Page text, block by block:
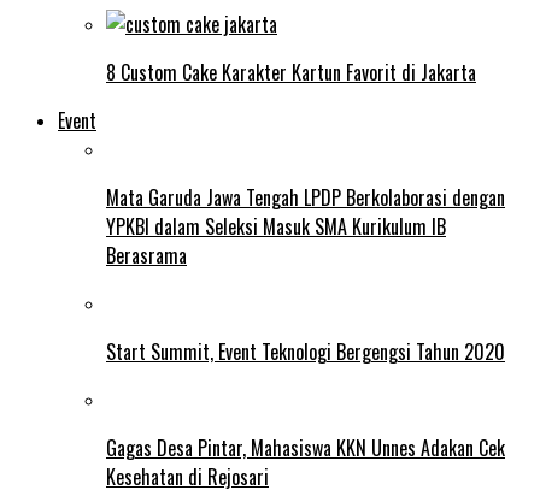
8 Custom Cake Karakter Kartun Favorit di Jakarta
Event
Mata Garuda Jawa Tengah LPDP Berkolaborasi dengan
YPKBI dalam Seleksi Masuk SMA Kurikulum IB
Berasrama
Start Summit, Event Teknologi Bergengsi Tahun 2020
Gagas Desa Pintar, Mahasiswa KKN Unnes Adakan Cek
Kesehatan di Rejosari